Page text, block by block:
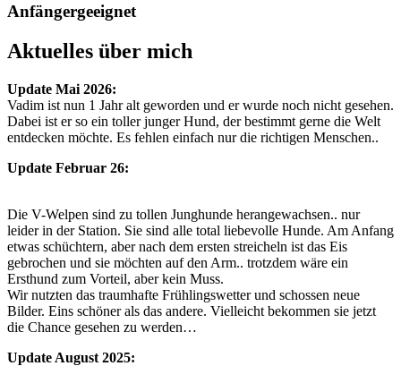
Anfängergeeignet
Aktuelles über mich
Update Mai 2026:
Vadim ist nun 1 Jahr alt geworden und er wurde noch nicht gesehen.
Dabei ist er so ein toller junger Hund, der bestimmt gerne die Welt
entdecken möchte. Es fehlen einfach nur die richtigen Menschen..
Update Februar 26:
Die V-Welpen sind zu tollen Junghunde herangewachsen.. nur
leider in der Station. Sie sind alle total liebevolle Hunde. Am Anfang
etwas schüchtern, aber nach dem ersten streicheln ist das Eis
gebrochen und sie möchten auf den Arm.. trotzdem wäre ein
Ersthund zum Vorteil, aber kein Muss.
Wir nutzten das traumhafte Frühlingswetter und schossen neue
Bilder. Eins schöner als das andere. Vielleicht bekommen sie jetzt
die Chance gesehen zu werden…
Update August 2025: